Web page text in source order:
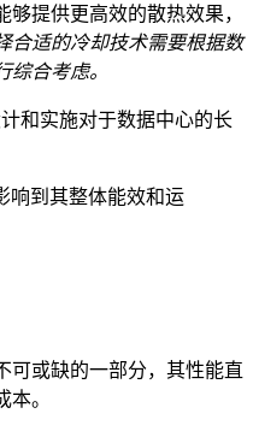
提供更高效的散热效果，
合适的冷却技术需要根据数
合考虑。
和实施对于数据中心的长
响到其整体能效和运
可或缺的一部分，其性能直
。